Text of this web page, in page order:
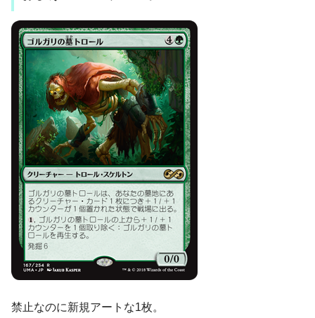
禁止なのに新規アートな1枚。